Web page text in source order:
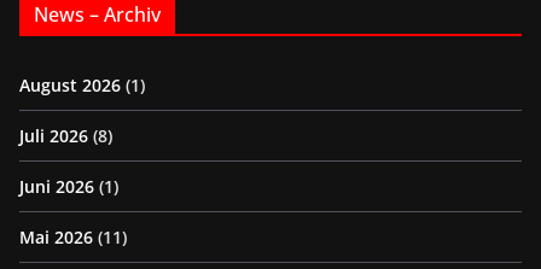
News – Archiv
August 2026 (1)
Juli 2026 (8)
Juni 2026 (1)
Mai 2026 (11)